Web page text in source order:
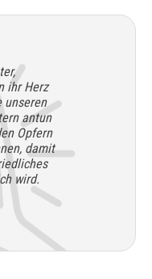
ihr Herz
unseren
antun
Opfern
damit
wird.